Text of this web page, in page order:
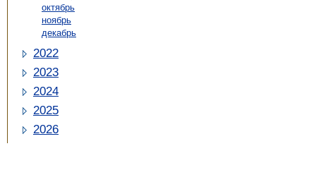
октябрь
ноябрь
декабрь
2022
2023
2024
2025
2026